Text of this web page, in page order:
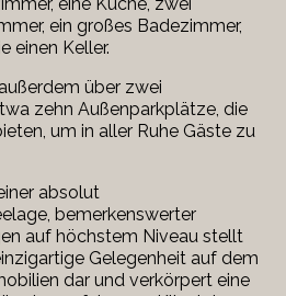
ein großes Badezimmer,
einen Keller.
über zwei
zehn Außenparkplätze, die
um in aller Ruhe Gäste zu
absolut
bemerkenswerter
auf höchstem Niveau stellt
Gelegenheit auf dem
dar und verkörpert eine